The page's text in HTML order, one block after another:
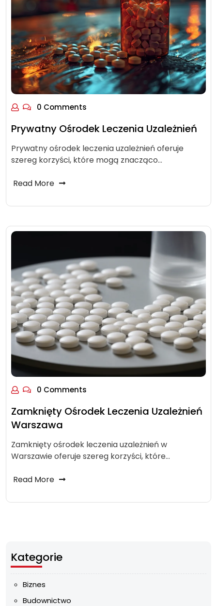
0 Comments
Prywatny Ośrodek Leczenia Uzależnień
Prywatny ośrodek leczenia uzależnień oferuje
szereg korzyści, które mogą znacząco…
Read More
0 Comments
Zamknięty Ośrodek Leczenia Uzależnień
Warszawa
Zamknięty ośrodek leczenia uzależnień w
Warszawie oferuje szereg korzyści, które…
Read More
Kategorie
Biznes
Budownictwo